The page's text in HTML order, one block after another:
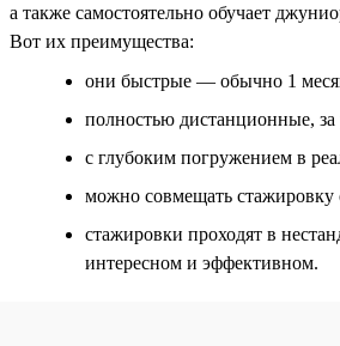
а также самостоятельно обучает
Вот их преимущества:
они быстрые — обычно 1
полностью дистанционные,
с глубоким погружением в
можно совмещать стажировку
стажировки проходят в
интересном и эффективном.